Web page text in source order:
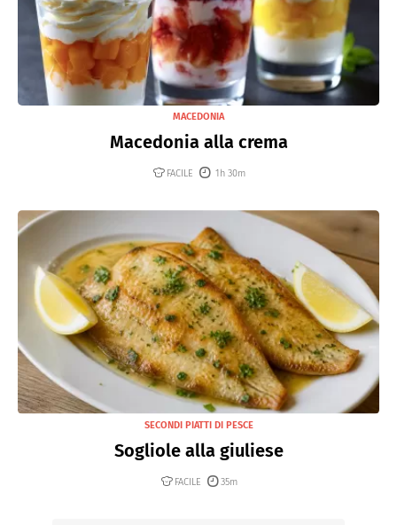
MACEDONIA
Macedonia alla crema
FACILE 1h 30m
SECONDI PIATTI DI PESCE
Sogliole alla giuliese
FACILE 35m